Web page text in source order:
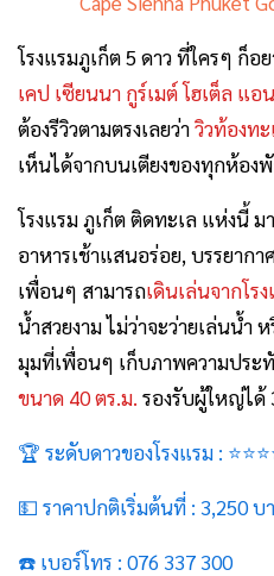
โรงแรมภูเก็ต 5 ดาว ที่ใครๆ ก็
เคป เซียนนา กูร์เมต์ โฮเต็ล แอ
ต้องรีวิวตามตรงเลยว่าวิวท้องท
เห็นได้จากบนเตียงของทุกห้อง
โรงแรม ภูเก็ต ติดทะเล แห่งนี้
อาหารเช้าแสนอร่อย, บรรยาก
เพื่อนๆ สามารถเดินเล่นจากโร
น้ำสวยงาม ไม่ว่าจะว่ายเล่นน้ำ
มุมที่เพื่อนๆ เก็บภาพความประ
ขนาด 40 ตร.ม. รองรับผู้ใหญ่ได้
🏆 ระดับดาวของโรงแรม : ⭐⭐⭐
💵 ราคาปกติเริ่มต้นที่ : 3,250
☎️ เบอร์โทร : 076 337 300